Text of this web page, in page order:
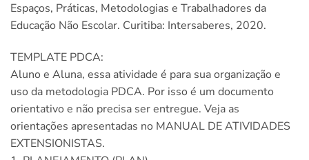
Espaços, Práticas, Metodologias e Trabalhadores da
Educação Não Escolar. Curitiba: Intersaberes, 2020.
TEMPLATE PDCA:
Aluno e Aluna, essa atividade é para sua organização e
uso da metodologia PDCA. Por isso é um documento
orientativo e não precisa ser entregue. Veja as
orientações apresentadas no MANUAL DE ATIVIDADES
EXTENSIONISTAS.